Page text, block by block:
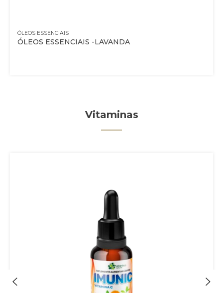
ÓLEOS ESSENCIAIS
ÓLEOS ESSENCIAIS -LAVANDA
Vitaminas